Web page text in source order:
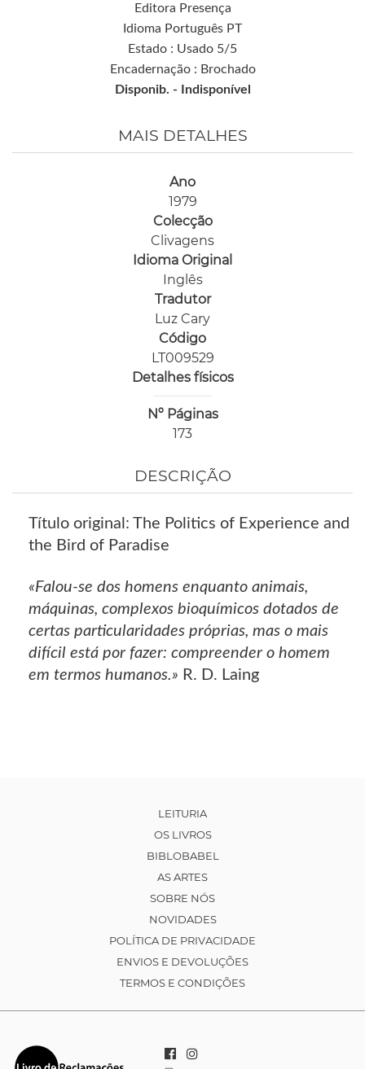
Editora Presença
Idioma Português PT
Estado : Usado 5/5
Encadernação : Brochado
Disponib. -
Indisponível
MAIS DETALHES
Ano
1979
Colecção
Clivagens
Idioma Original
Inglês
Tradutor
Luz Cary
Código
LT009529
Detalhes físicos
Nº Páginas
173
DESCRIÇÃO
Título original: The Politics of Experience and
the Bird of Paradise
«Falou-se dos homens enquanto animais,
máquinas, complexos bioquímicos dotados de
certas particularidades próprias, mas o mais
difícil está por fazer: compreender o homem
em termos humanos.» R. D. Laing
LEITURIA
OS LIVROS
BIBLOBABEL
AS ARTES
SOBRE NÓS
NOVIDADES
POLÍTICA DE PRIVACIDADE
ENVIOS E DEVOLUÇÕES
TERMOS E CONDIÇÕES